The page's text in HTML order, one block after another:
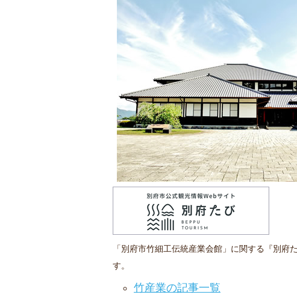
「別府市竹細工伝統産業会館」に関する『別府
す。
竹産業の記事一覧